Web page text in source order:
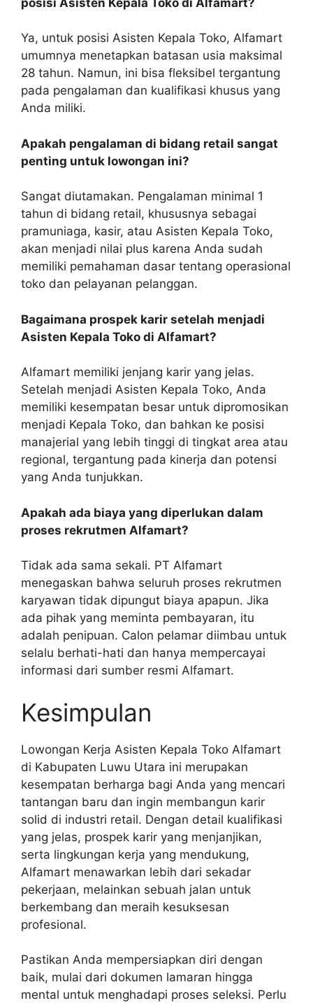
Ya, untuk posisi Asisten Kepala Toko, Alfamart
umumnya menetapkan batasan usia maksimal
28 tahun. Namun, ini bisa fleksibel tergantung
pada pengalaman dan kualifikasi khusus yang
Anda miliki.
Apakah pengalaman di bidang retail sangat
penting untuk lowongan ini?
Sangat diutamakan. Pengalaman minimal 1
tahun di bidang retail, khususnya sebagai
pramuniaga, kasir, atau Asisten Kepala Toko,
akan menjadi nilai plus karena Anda sudah
memiliki pemahaman dasar tentang operasional
toko dan pelayanan pelanggan.
Bagaimana prospek karir setelah menjadi
Asisten Kepala Toko di Alfamart?
Alfamart memiliki jenjang karir yang jelas.
Setelah menjadi Asisten Kepala Toko, Anda
memiliki kesempatan besar untuk dipromosikan
menjadi Kepala Toko, dan bahkan ke posisi
manajerial yang lebih tinggi di tingkat area atau
regional, tergantung pada kinerja dan potensi
yang Anda tunjukkan.
Apakah ada biaya yang diperlukan dalam
proses rekrutmen Alfamart?
Tidak ada sama sekali. PT Alfamart
menegaskan bahwa seluruh proses rekrutmen
karyawan tidak dipungut biaya apapun. Jika
ada pihak yang meminta pembayaran, itu
adalah penipuan. Calon pelamar diimbau untuk
selalu berhati-hati dan hanya mempercayai
informasi dari sumber resmi Alfamart.
Kesimpulan
Lowongan Kerja Asisten Kepala Toko Alfamart
di Kabupaten Luwu Utara ini merupakan
kesempatan berharga bagi Anda yang mencari
tantangan baru dan ingin membangun karir
solid di industri retail. Dengan detail kualifikasi
yang jelas, prospek karir yang menjanjikan,
serta lingkungan kerja yang mendukung,
Alfamart menawarkan lebih dari sekadar
pekerjaan, melainkan sebuah jalan untuk
berkembang dan meraih kesuksesan
profesional.
Pastikan Anda mempersiapkan diri dengan
baik, mulai dari dokumen lamaran hingga
mental untuk menghadapi proses seleksi. Perlu